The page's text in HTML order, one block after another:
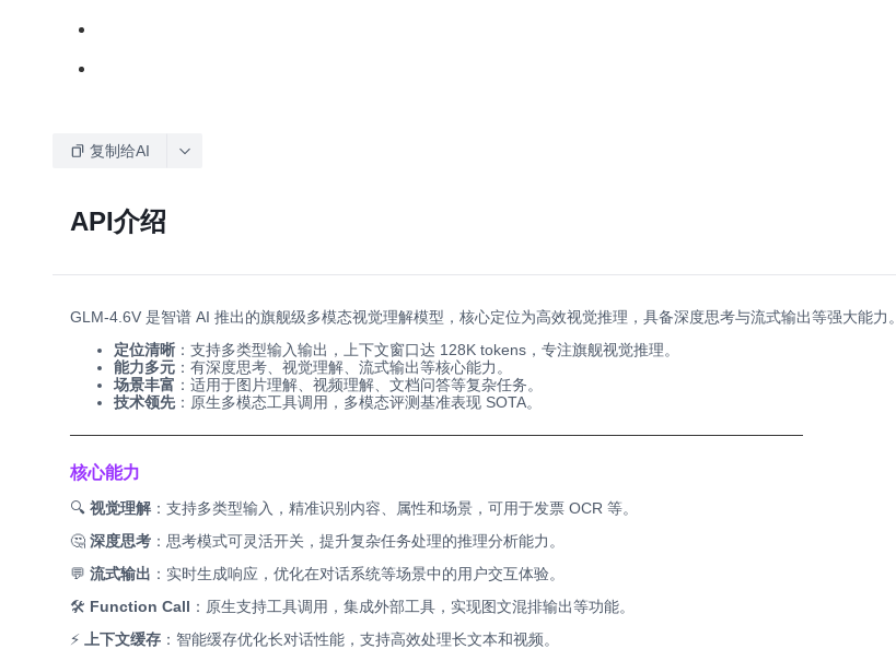
复制给AI
API介绍
GLM-4.6V 是智谱 AI 推出的旗舰级多模态视觉理解模型，核心定位为高效视觉推理，具备深度思考与流式输出等强大能力。
定位清晰 ：支持多类型输入输出，上下文窗口达 128K tokens，专注旗舰视觉推理。
能力多元 ：有深度思考、视觉理解、流式输出等核心能力。
场景丰富 ：适用于图片理解、视频理解、文档问答等复杂任务。
技术领先 ：原生多模态工具调用，多模态评测基准表现 SOTA。
───────────────────────────────────────────────────────────────────
核心能力
🔍 视觉理解：支持多类型输入，精准识别内容、属性和场景，可用于发票 OCR 等。
🤔 深度思考 ：思考模式可灵活开关，提升复杂任务处理的推理分析能力。
💬 流式输出 ：实时生成响应，优化在对话系统等场景中的用户交互体验。
🛠 Function Call ：原生支持工具调用，集成外部工具，实现图文混排输出等功能。
⚡
上下文缓存 ：智能缓存优化长对话性能，支持高效处理长文本和视频。